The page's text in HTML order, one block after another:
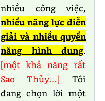
nhiều công việc,
nhiều năng lực diễn
giải và nhiều quyền
năng hình dung.
[một khả năng rất
Sao Thủy…] Tôi
đang chọn lời một